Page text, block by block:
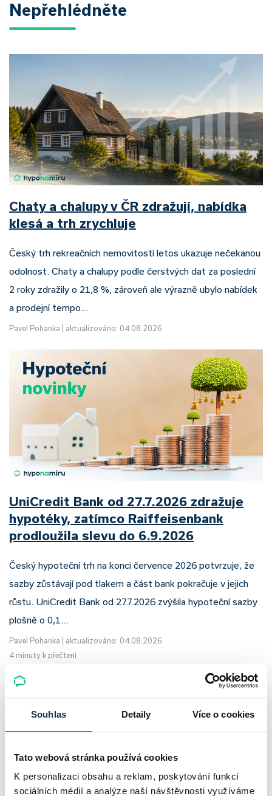
Souhlas Detaily Více o cookies
Tato webová stránka používá cookies
K personalizaci obsahu a reklam, poskytování funkcí
sociálních médií a analýze naší návštěvnosti využíváme
Nepřehlédněte
Chaty a chalupy v ČR zdražují, nabídka
klesá a trh zrychluje
Český trh rekreačních nemovitostí letos ukazuje nečekanou
odolnost. Chaty a chalupy podle čerstvých dat za poslední
2 roky zdražily o 21,8 %, zároveň ale výrazně ubylo nabídek
a prodejní tempo…
Pavel Pohanka aktualizováno: 04.08.2026
UniCredit Bank od 27.7.2026 zdražuje
hypotéky, zatímco Raiffeisenbank
prodloužila slevu do 6.9.2026
Český hypoteční trh na konci července 2026 potvrzuje, že
sazby zůstávají pod tlakem a část bank pokračuje v jejich
růstu. UniCredit Bank od 27.7.2026 zvýšila hypoteční sazby
plošně o 0,1…
Pavel Pohanka
aktualizováno: 04.08.2026
4 minuty k přečtení